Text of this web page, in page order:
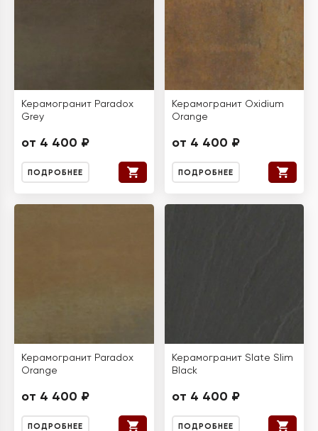
Керамогранит Paradox
Grey
от 4 400 ₽
ПОДРОБНЕЕ
Керамогранит Oxidium
Orange
от 4 400 ₽
ПОДРОБНЕЕ
Керамогранит Paradox
Orange
от 4 400 ₽
ПОДРОБНЕЕ
Керамогранит Slate Slim
Black
от 4 400 ₽
ПОДРОБНЕЕ